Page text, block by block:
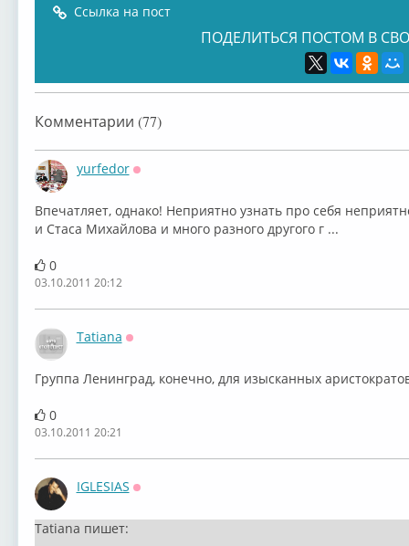
Ссылка на пост
ПОДЕЛИТЬСЯ ПОСТОМ В
Комментарии (77)
yurfedor
Впечатляет, однако! Неприятно узнать про себя
и Стаса Михайлова и много разного другого г ...
0
03.10.2011 20:12
Tatiana
Группа Ленинград, конечно, для изысканных
0
03.10.2011 20:21
IGLESIAS
Tatiana пишет: